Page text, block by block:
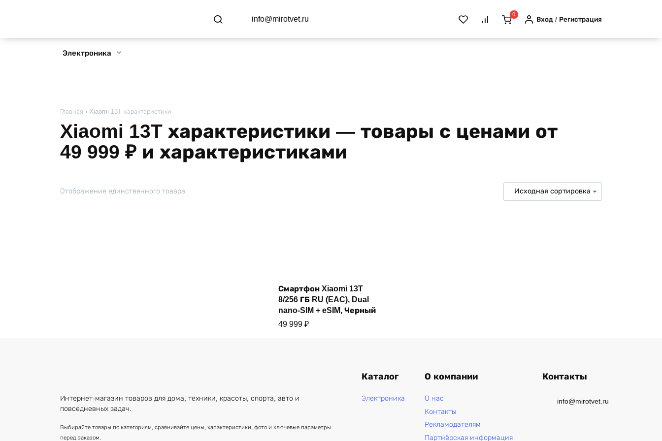
info@mirotvet.ru
0
Вход / Регистрация
Электроника
Главная › Xiaomi 13T характеристики
Xiaomi 13T характеристики — товары с ценами от
49 999 ₽ и характеристиками
Отображение единственного товара
Купить
Смартфон Xiaomi 13T
8/256 ГБ RU (EAC), Dual
nano-SIM + eSIM, Черный
49 999 ₽
Интернет-магазин товаров для дома, техники, красоты, спорта, авто и
повседневных задач.
Выбирайте товары по категориям, сравнивайте цены, характеристики, фото и ключевые параметры
перед заказом.
Каталог
Электроника
О компании
О нас
Контакты
Рекламодателям
Партнёрская информация
Контакты
info@mirotvet.ru